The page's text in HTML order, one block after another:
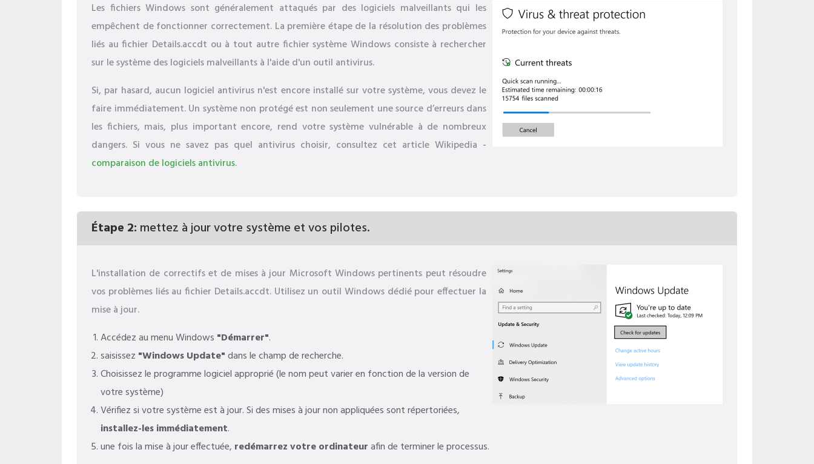
Les fichiers Windows sont généralement attaqués par des logiciels malveillants qui les
empêchent de fonctionner correctement. La première étape de la résolution des problèmes
liés au fichier Details.accdt ou à tout autre fichier système Windows consiste à rechercher
sur le système des logiciels malveillants à l'aide d'un outil antivirus.
Si, par hasard, aucun logiciel antivirus n'est encore installé sur votre système, vous devez le
faire immédiatement. Un système non protégé est non seulement une source d’erreurs dans
les fichiers, mais, plus important encore, rend votre système vulnérable à de nombreux
dangers. Si vous ne savez pas quel antivirus choisir, consultez cet article Wikipedia -
comparaison de logiciels antivirus.
Étape 2: mettez à jour votre système et vos pilotes.
L'installation de correctifs et de mises à jour Microsoft Windows pertinents peut résoudre
vos problèmes liés au fichier Details.accdt. Utilisez un outil Windows dédié pour effectuer la
mise à jour.
Accédez au menu Windows "Démarrer".
saisissez "Windows Update"dans le champ de recherche.
Choisissez le programme logiciel approprié (le nom peut varier en fonction de la version de
votre système)
Vérifiez si votre système est à jour. Si des mises à jour non appliquées sont répertoriées,
installez-les immédiatement.
une fois la mise à jour effectuée, redémarrez votre ordinateurafin de terminer le processus.